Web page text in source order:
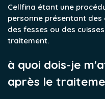
Cellfina étant une
personne présentant
des fesses ou des
traitement.
à quoi dois-je
après le